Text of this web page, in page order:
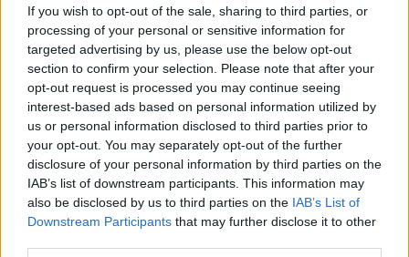
If you wish to opt-out of the sale, sharing to third parties, or
processing of your personal or sensitive information for
targeted advertising by us, please use the below opt-out
section to confirm your selection. Please note that after your
opt-out request is processed you may continue seeing
interest-based ads based on personal information utilized by
us or personal information disclosed to third parties prior to
your opt-out. You may separately opt-out of the further
disclosure of your personal information by third parties on the
IAB’s list of downstream participants. This information may
also be disclosed by us to third parties on the IAB’s List of
Downstream Participants that may further disclose it to other